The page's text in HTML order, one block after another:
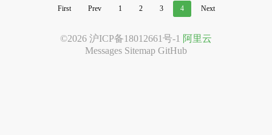
First Prev 1 2 3 4 Next
©2026 沪ICP备18012661号-1 阿里云
Messages Sitemap GitHub